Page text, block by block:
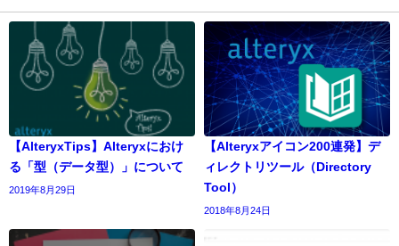
【AlteryxTips】Alteryxにおけ
る「型（データ型）」について
2019年8月29日
【Alteryxアイコン200連発】デ
ィレクトリツール（Directory
Tool）
2018年8月24日